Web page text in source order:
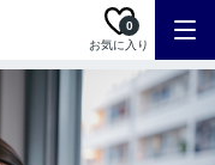
お気に入り
0